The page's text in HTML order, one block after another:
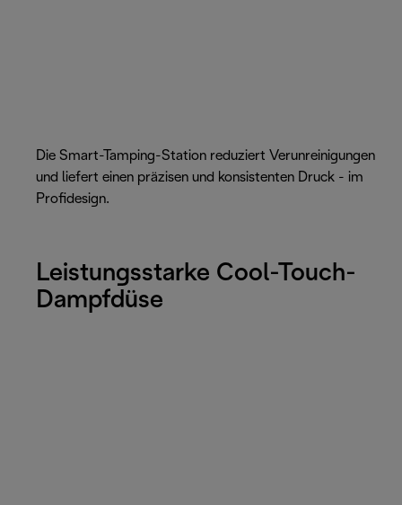
Die Smart-Tamping-Station reduziert Verunreinigungen
und liefert einen präzisen und konsistenten Druck - im
Profidesign.
Leistungsstarke Cool-Touch-
Dampfdüse